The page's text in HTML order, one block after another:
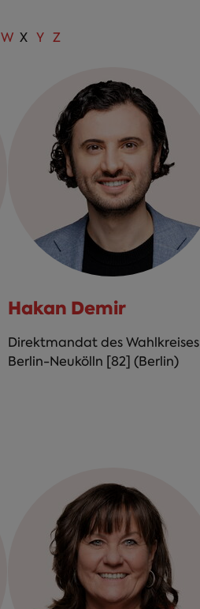
W X Y Z
Hakan Demir
Direktmandat des Wahlkreises
Berlin-Neukölln [82] (Berlin)